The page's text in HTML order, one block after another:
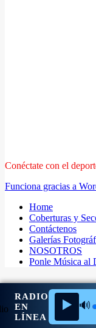
RADIO
EN
LÍNEA
▶️ 🔊
Conéctate con el
Funciona gracias a
Home
Coberturas y
Contáctenos
Galerías
NOSOTROS
Ponle Música al